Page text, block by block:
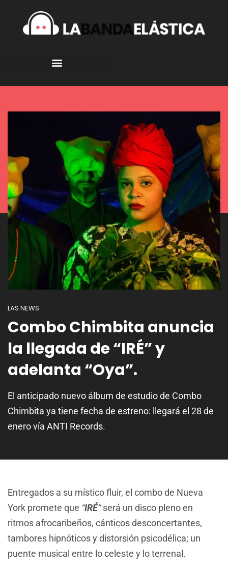
LAS NEWS
Combo Chimbita anuncia
la llegada de “IRÉ” y
adelanta “Oya”.
El anticipado nuevo álbum de estudio de Combo
Chimbita ya tiene fecha de estreno: llegará el 28 de
enero vía ANTI Records.
Entregados a su místico fluir, el combo de Nueva
York promete que “IRÉ“será un disco pleno en
ritmos afrocaribeños, cánticos desconcertantes,
tambores hipnóticos y distorsión psicodélica; un
puente musical entre lo celeste y lo terrenal.